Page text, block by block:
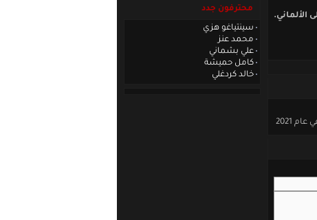
الألماني.
محترفون جدد
سينتياغو هزي
محمد عنز
علي بشماني
كامل حميشة
خالد كردغلي